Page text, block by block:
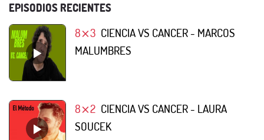
EPISODIOS RECIENTES
8⨯3 CIENCIA VS CANCER - MARCOS
MALUMBRES
8⨯2 CIENCIA VS CANCER - LAURA
SOUCEK